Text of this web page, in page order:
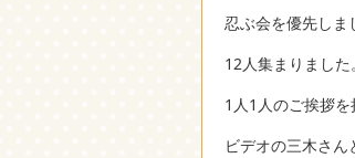
忍ぶ会を優先しま
12人集まりました。
1人1人のご挨拶を
ビデオの三木さん